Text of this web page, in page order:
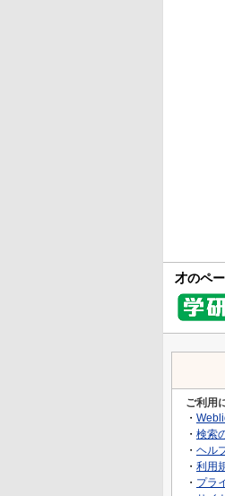
才のペ
ご利用
・
・ 検索
・ ヘル
・ 利用
・ プラ